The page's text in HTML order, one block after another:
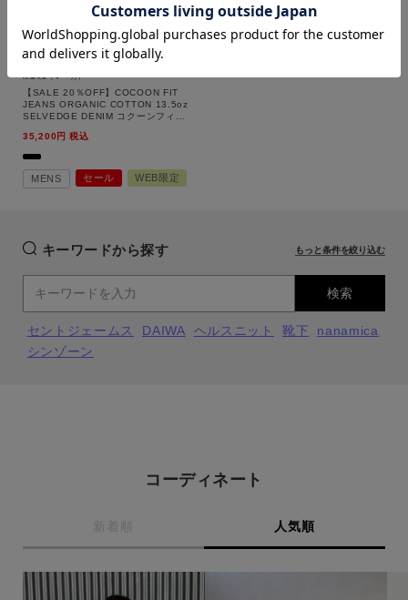
価格
商品タイプ
セール価格
在庫
在庫なし含む
marka（マーカ）
【SALE 20％OFF】COCOON FIT
JEANS ORGANIC COTTON 13.5oz
SELVEDGE DENIM コクーンフィッ
13.5oz セルビッチデニム/marka（マ
35,200 税込
MENS セール WEB限定
キーワードから探す もっと条件を絞り込む
検索
セントジェームス DAIWA ヘルスニット 靴下
nanamica
シンゾーン
コーディネート
新着順 人気順